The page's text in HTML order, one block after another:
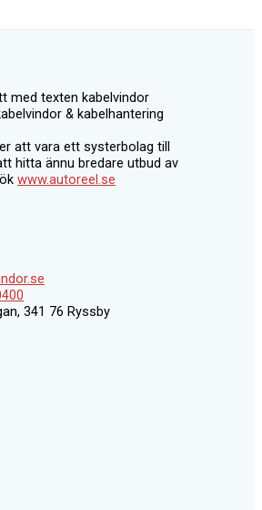
att vara ett systerbolag till
hitta ännu bredare utbud av
www.autoreel.se
341 76 Ryssby